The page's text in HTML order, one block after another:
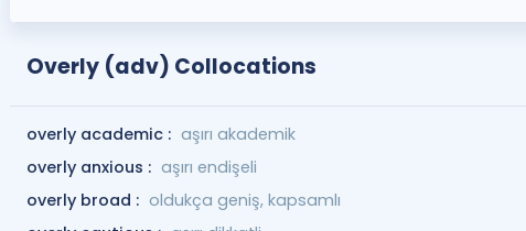
Overly (adv) Collocations
overly academic : aşırı akademik
overly anxious : aşırı endişeli
overly broad : oldukça geniş, kapsamlı